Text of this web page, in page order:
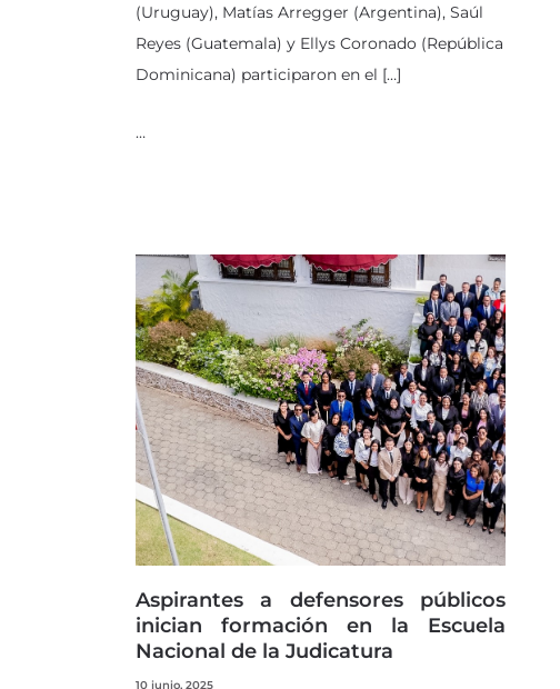
(Uruguay), Matías Arregger (Argentina), Saúl
Reyes (Guatemala) y Ellys Coronado (República
Dominicana) participaron en el […]
…
Aspirantes a defensores públicos
inician formación en la Escuela
Nacional de la Judicatura
10 junio, 2025